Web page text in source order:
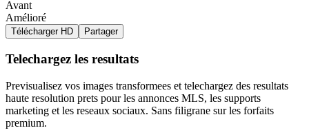
Avant
Amélioré
Télécharger HD Partager
Telechargez les resultats
Previsualisez vos images transformees et telechargez des resultats
haute resolution prets pour les annonces MLS, les supports
marketing et les reseaux sociaux. Sans filigrane sur les forfaits
premium.